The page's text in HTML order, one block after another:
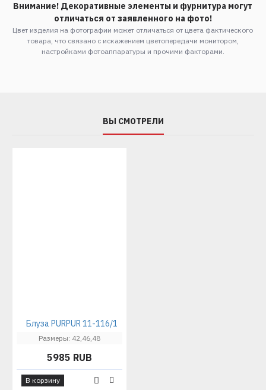
Внимание! Декоративные элементы и фурнитура могут
отличаться от заявленного на фото!
Цвет изделия на фотографии может отличаться от цвета фактического
товара, что связано с искажением цветопередачи монитором,
настройками фотоаппаратуры и прочими факторами.
ВЫ СМОТРЕЛИ
Размеры: 42,46,48
Блуза PURPUR 11-116/1
5985 RUB
В корзину